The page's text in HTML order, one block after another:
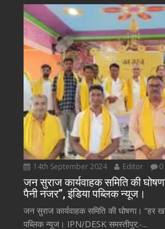
14th September 2024 Editor 0
जन सुराज कार्यवाहक समिति की
पैनी नजर”, इंडिया पब्लिक न्यूज।
जन सुराज कार्यवाहक समिति की घोषणा। “हर
पब्लिक न्यूज। IPN/DESK समस्तीपुर:-...